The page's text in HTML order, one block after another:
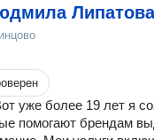
уже более 19 лет я
помогают брендам